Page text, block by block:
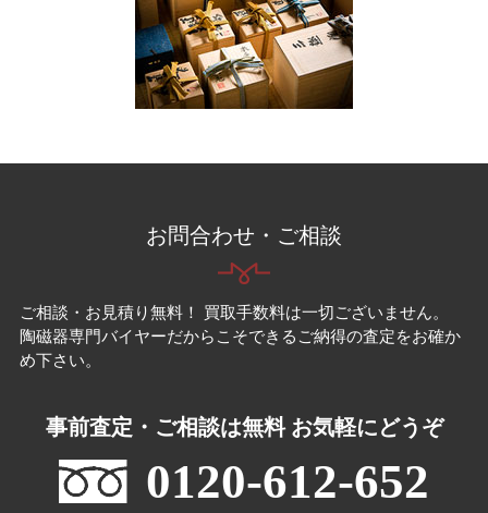
お問合わせ・ご相談
ご相談・お見積り無料！ 買取手数料は一切ございません。
陶磁器専門バイヤーだからこそできるご納得の査定をお確か
め下さい。
事前査定・ご相談は無料 お気軽にどうぞ
0120-612-652